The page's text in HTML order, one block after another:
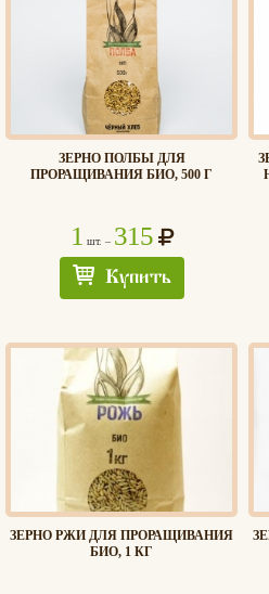
ЗЕРНО ПОЛБЫ ДЛЯ
ПРОРАЩИВАНИЯ БИО, 500 Г
1 шт. – 315
Купить
ЗЕРНО РЖИ ДЛЯ ПРОРАЩИВАНИЯ
БИО, 1 КГ